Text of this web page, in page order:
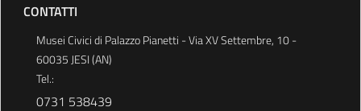
CONTATTI
Musei Civici di Palazzo Pianetti - Via XV Settembre, 10 -
60035 JESI (AN)
Tel.:
0731 538439